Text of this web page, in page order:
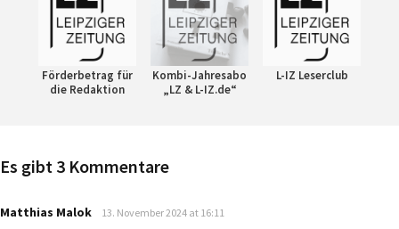
Förderbetrag für
die Redaktion
Kombi-Jahresabo
„LZ & L-IZ.de“
L-IZ Leserclub
Es gibt 3 Kommentare
Matthias Malok says:
13. November 2024 at 16:11